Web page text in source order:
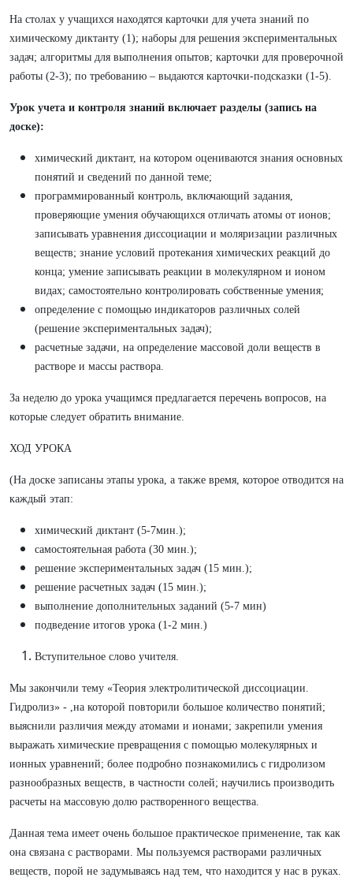
На столах у учащихся находятся карточки для учета знаний по
химическому диктанту (1); наборы для решения экспериментальных
задач; алгоритмы для выполнения опытов; карточки для проверочной
работы (2-3); по требованию – выдаются карточки-подсказки (1-5).
Урок учета и контроля знаний включает разделы (запись на
доске):
химический диктант, на котором оцениваются знания основных
понятий и сведений по данной теме;
программированный контроль, включающий задания,
проверяющие умения обучающихся отличать атомы от ионов;
записывать уравнения диссоциации и моляризации различных
веществ; знание условий протекания химических реакций до
конца; умение записывать реакции в молекулярном и ионом
видах; самостоятельно контролировать собственные умения;
определение с помощью индикаторов различных солей
(решение экспериментальных задач);
расчетные задачи, на определение массовой доли веществ в
растворе и массы раствора.
За неделю до урока учащимся предлагается перечень вопросов, на
которые следует обратить внимание.
ХОД УРОКА
(На доске записаны этапы урока, а также время, которое отводится на
каждый этап:
химический диктант (5-7мин.);
самостоятельная работа (30 мин.);
решение экспериментальных задач (15 мин.);
решение расчетных задач (15 мин.);
выполнение дополнительных заданий (5-7 мин)
подведение итогов урока (1-2 мин.)
Вступительное слово учителя.
Мы закончили тему «Теория электролитической диссоциации.
Гидролиз» - ,на которой повторили большое количество понятий;
выяснили различия между атомами и ионами; закрепили умения
выражать химические превращения с помощью молекулярных и
ионных уравнений; более подробно познакомились с гидролизом
разнообразных веществ, в частности солей; научились производить
расчеты на массовую долю растворенного вещества.
Данная тема имеет очень большое практическое применение, так как
она связана с растворами. Мы пользуемся растворами различных
веществ, порой не задумываясь над тем, что находится у нас в руках.